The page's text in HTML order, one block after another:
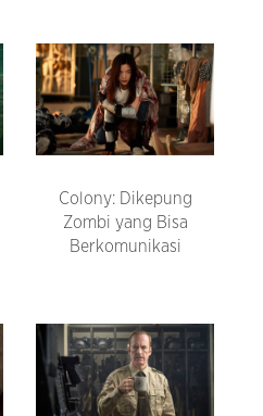
Colony: Dikepung
Zombi yang Bisa
Berkomunikasi